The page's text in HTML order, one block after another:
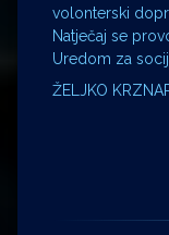
volonterski
Natječaj se
Uredom za
ŽELJKO